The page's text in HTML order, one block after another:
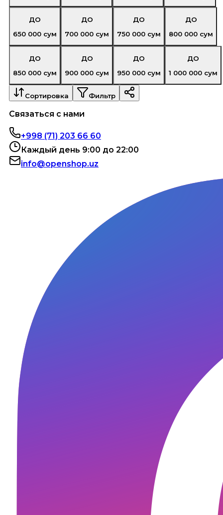
ДО
650 000 сум
ДО
700 000 сум
ДО
750 000 сум
ДО
800 000 сум
ДО
850 000 сум
ДО
900 000 сум
ДО
950 000 сум
ДО
1 000 000 сум
Сортировка Фильтр
Связаться с нами
+998 (71) 203 66 60
Каждый день 9:00 до 22:00
info@openshop.uz